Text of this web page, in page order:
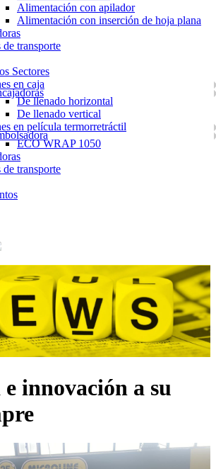
Alimentación con apilador
Alimentación con inserción de hoja plana
de transporte
Sectores
en caja
De llenado horizontal
De llenado vertical
en película termorretráctil
ECO WRAP 1050
de transporte
innovación a su